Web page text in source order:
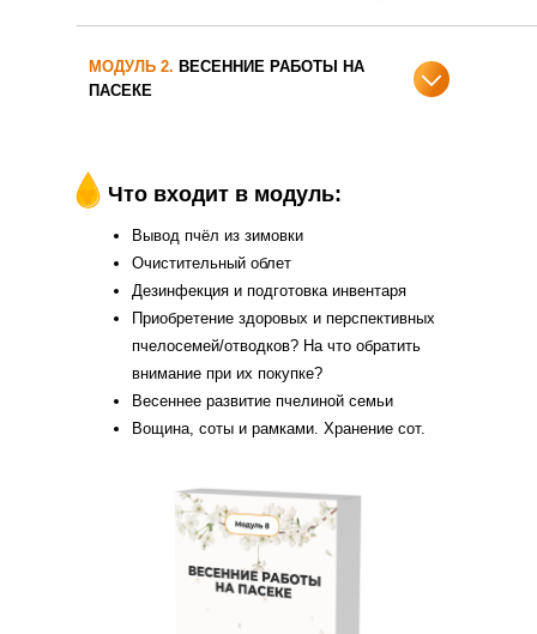
МОДУЛЬ 2. ВЕСЕННИЕ РАБОТЫ НА
ПАСЕКЕ
Что входит в модуль:
Вывод пчёл из зимовки
Очистительный облет
Дезинфекция и подготовка инвентаря
Приобретение здоровых и перспективных
пчелосемей/отводков? На что обратить
внимание при их покупке?
Весеннее развитие пчелиной семьи
Вощина, соты и рамками. Хранение сот.